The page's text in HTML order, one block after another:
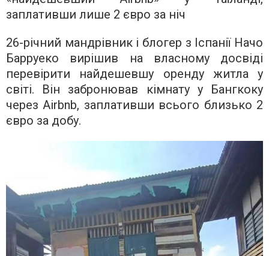
заплативши лише 2 євро за ніч
26-річний мандрівник і блогер з Іспанії Начо
Барруеко вирішив на власному досвіді
перевірити найдешевшу оренду житла у
світі. Він забронював кімнату у Бангкоку
через Airbnb, заплативши всього близько 2
євро за добу.